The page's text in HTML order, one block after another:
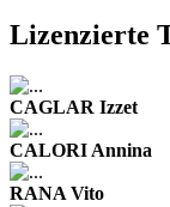
Lizenzierte
CAGLAR Izzet
CALORI Annina
RANA Vito